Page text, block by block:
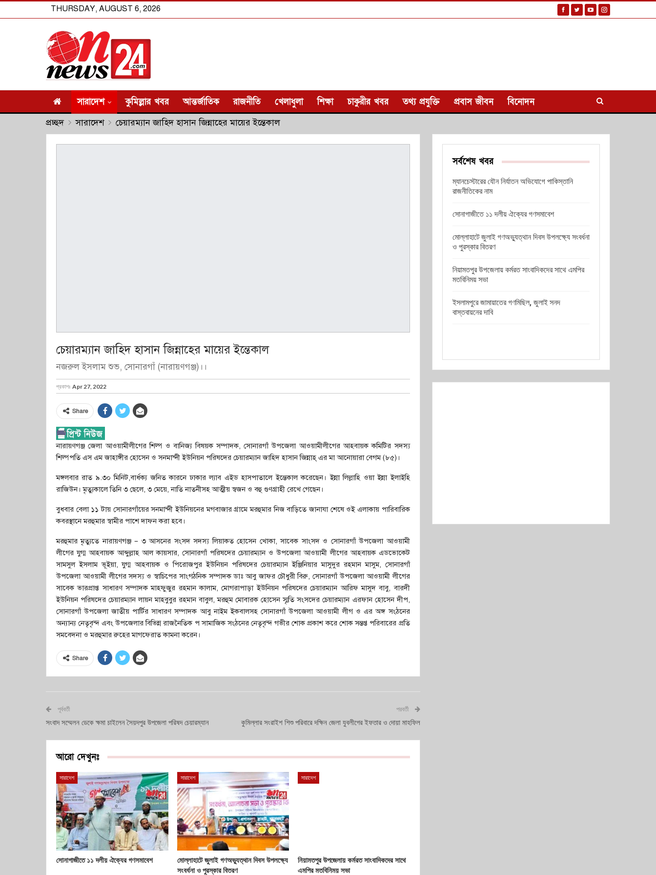
THURSDAY, AUGUST 6, 2026
সারাদেশ কুমিল্লার খবর আন্তর্জাতিক রাজনীতি খেলাধুলা শিক্ষা চাকুরীর খবর তথ্য প্রযুক্তি প্রবাস জীবন বিনোদন
প্রচ্ছদ সারাদেশ চেয়ারম্যান জাহিদ হাসান জিন্নাহের মায়ের ইন্তেকাল
চেয়ারম্যান জাহিদ হাসান জিন্নাহের মায়ের ইন্তেকাল
নজরুল ইসলাম শুভ, সোনারগাঁ (নারায়ণগঞ্জ)।।
প্রকাশঃ Apr 27, 2022
Share
নারায়ণগঞ্জ জেলা আওয়ামীলীগের শিল্প ও বানিজ্য বিষয়ক সম্পাদক, সোনারগাঁ উপজেলা আওয়ামীলীগের আহবায়ক কমিটির সদস্য
শিল্পপতি এস এম জাহাঙ্গীর হোসেন ও সনমান্দী ইউনিয়ন পরিষদের চেয়ারম্যান জাহিদ হাসান জিন্নাহ্ এর মা আনোয়ারা বেগম (৮৫)।
মঙ্গলবার রাত ৯.৩০ মিনিট,বার্ধক্য জনিত কারনে ঢাকার ল্যাব এইড হাসপাতালে ইন্তেকাল করেছেন। ইন্না লিল্লাহি ওয়া ইন্না ইলাইহি
রাজিউন। মৃত্যুকালে তিনি ৩ ছেলে, ৩ মেয়ে, নাতি নাতনীসহ আত্মীয় স্বজন ও বহু গুণগ্রাহী রেখে গেছেন।
বুধবার বেলা ১১ টায় সোনারগাঁয়ের সনমান্দী ইউনিয়নের মগবাজার গ্রামে মরহুমার নিজ বাড়িতে জানাযা শেষে ওই এলাকায় পারিবারিক
কবরস্থানে মরহুমার স্বামীর পাশে দাফন করা হবে।
মরহুমার মৃত্যুতে নারায়ণগঞ্জ – ৩ আসনের সংসদ সদস্য লিয়াকত হোসেন খোকা, সাবেক সাংসদ ও সোনারগাঁ উপজেলা আওয়ামী
লীগের যুগ্ম আহবায়ক আব্দুল্লাহ আল কায়সার, সোনারগাঁ পরিষদের চেয়ারম্যান ও উপজেলা আওয়ামী লীগের আহবায়ক এডভোকেট
সামসুল ইসলাম ভূইয়া, যুগ্ম আহবায়ক ও পিরোজপুর ইউনিয়ন পরিষদের চেয়ারম্যান ইঞ্জিনিয়ার মাসুদুর রহমান মাসুম, সোনারগাঁ
উপজেলা আওয়ামী লীগের সদস্য ও স্বাচিপের সাংগঠনিক সম্পাদক ডাঃ আবু জাফর চৌধুরী বিরু, সোনারগাঁ উপজেলা আওয়ামী লীগের
সাবেক ভারপ্রাপ্ত সাধারণ সম্পাদক মাহফুজুর রহমান কালাম, মোগরাপাড়া ইউনিয়ন পরিষদের চেয়ারম্যান আরিফ মাসুদ বাবু, বারদী
ইউনিয়ন পরিষদের চেয়ারম্যান লায়ন মাহবুবুর রহমান বাবুল, মরহুম মোবারক হোসেন স্মৃতি সংসদের চেয়ারম্যান এরফান হোসেন দীপ,
সোনারগাঁ উপজেলা জাতীয় পার্টির সাধারণ সম্পাদক আবু নাইম ইকবালসহ সোনারগাঁ উপজেলা আওয়ামী লীগ ও এর অঙ্গ সংঠনের
অন্যান্য নেতৃবৃন্দ এবং উপজেলার বিভিন্ন রাজনৈতিক প সামাজিক সংঠনের নেতৃবৃন্দ গভীর শোক প্রকাশ করে শোক সন্তপ্ত পরিবারের প্রতি
সমবেদনা ও মরহুমার রুহের মাগফেরাত কামনা করেন।
Share
পূর্ববর্তী
সংবাদ সম্মেলন ডেকে ক্ষমা চাইলেন সৈয়দপুর উপজেলা পরিষদ চেয়ারম্যান
পরবর্তী
কুমিল্লার সংরাইশ শিশু পরিবারে দক্ষিন জেলা যুবলীগের ইফতার ও দোয়া মাহফিল
আরো দেখুনঃ
সারাদেশ
সোনাগাজীতে ১১ দলীয় ঐক্যের গণসমাবেশ
সারাদেশ
মোল্লাহাটে জুলাই গণঅভ্যুত্থান দিবস উপলক্ষ্যে
সংবর্ধনা ও পুরস্কার বিতরণ
সারাদেশ
নিয়ামতপুর উপজেলায় কর্মরত সাংবাদিকদের সাথে
এমপির মতবিনিময় সভা
সর্বশেষ খবর
ম্যানচেস্টারের যৌন নির্যাতন অভিযোগে পাকিস্তানি
রাজনীতিকের নাম
সোনাগাজীতে ১১ দলীয় ঐক্যের গণসমাবেশ
মোল্লাহাটে জুলাই গণঅভ্যুত্থান দিবস উপলক্ষ্যে সংবর্ধনা
ও পুরস্কার বিতরণ
নিয়ামতপুর উপজেলায় কর্মরত সাংবাদিকদের সাথে এমপির
মতবিনিময় সভা
ইসলামপুরে জামায়াতের গণমিছিল, জুলাই সনদ
বাস্তবায়নের দাবি